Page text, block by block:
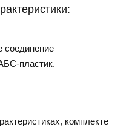
соединение
пластик.
комплекте